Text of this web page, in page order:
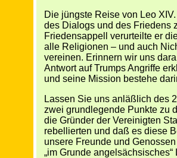
Die jüngste Reise von Leo
des Dialogs und des Friedens
Friedensappell verurteilte er
alle Religionen – und auch
vereinen. Erinnern wir uns
Antwort auf Trumps Angriffe
und seine Mission bestehe
Lassen Sie uns anläßlich des
zwei grundlegende Punkte zu
die Gründer der Vereinigten
rebellierten und daß es diese
unsere Freunde und
„im Grunde